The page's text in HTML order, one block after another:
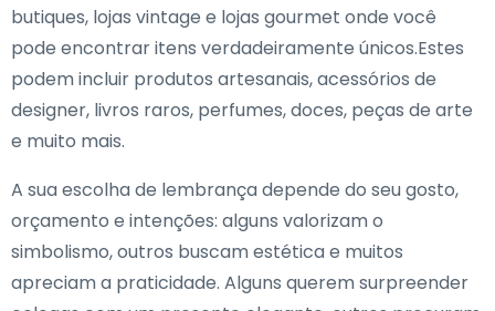
butiques, lojas vintage e lojas gourmet onde você
pode encontrar itens verdadeiramente únicos.Estes
podem incluir produtos artesanais, acessórios de
designer, livros raros, perfumes, doces, peças de arte
e muito mais.
A sua escolha de lembrança depende do seu gosto,
orçamento e intenções: alguns valorizam o
simbolismo, outros buscam estética e muitos
apreciam a praticidade. Alguns querem surpreender